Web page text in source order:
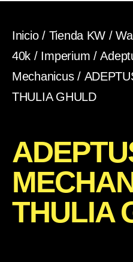
Inicio/ Tienda KW /
40k / Imperium /
Mechanicus/
THULIA GHULD
THULIA